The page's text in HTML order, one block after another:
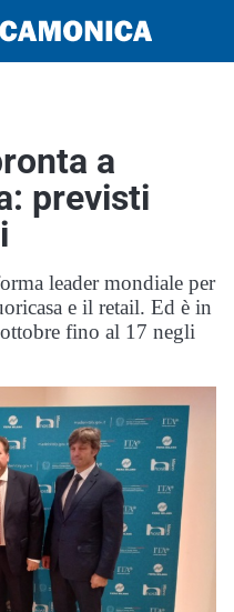
a
previsti
leader mondiale per
e il retail. Ed è in
fino al 17 negli